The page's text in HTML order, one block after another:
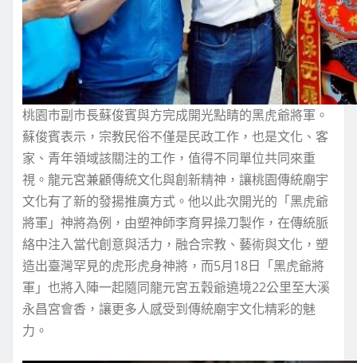
桃園市副市長蘇俊賓與方完成開光點睛的黑虎爺將軍。
蘇俊賓表示，宗教民俗不僅是民政工作，也是文化、客
家、青年領域該關注的工作，值得不同單位共同來重
視。龍元宮兼顧傳統文化與創新精神，讓桃園傳統廟宇
文化有了新的發揚推廣方式。他以此次開光的「黑虎爺
將軍」神將為例，由塑神師李育昇操刀製作，在傳統脈
絡中注入當代創意與活力，融合宗教、藝術與文化，塑
造出臺灣罕見的虎形虎身神將，而5月18日「黑虎爺將
軍」也將入陣一起隨同龍元宮五穀爺遶境22公里至大溪
永昌宮會香，讓更多人感受到傳統廟宇文化精彩的魅
力。